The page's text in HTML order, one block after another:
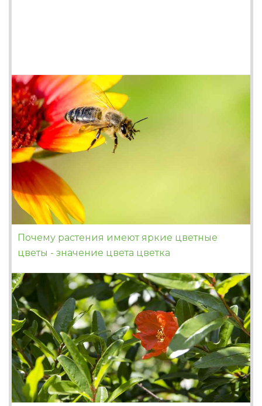
Почему растения имеют яркие цветные
цветы - значение цвета цветка